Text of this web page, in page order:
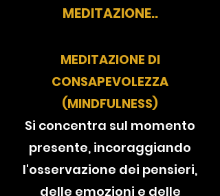
MEDITAZIONE..
MEDITAZIONE DI
CONSAPEVOLEZZA
(MINDFULNESS)
Si concentra sul momento
presente, incoraggiando
l'osservazione dei pensieri,
delle emozioni e delle